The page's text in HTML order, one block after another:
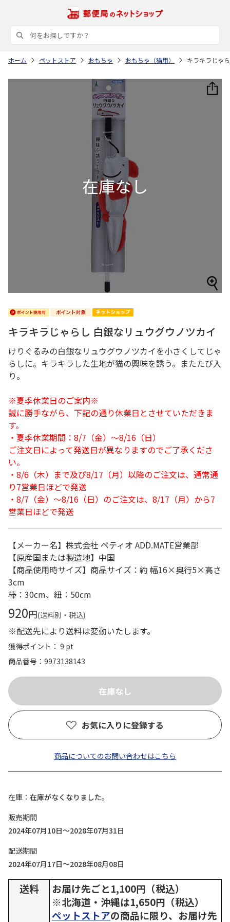
ホーム ペットストア おもちゃ おもちゃ（猫用） キラキラじゃ
キラキラじゃらし 白銀なリュウグウノツカイ
けりぐるみの白銀なリュウグウノツカイを小さくしてじゃ
らしに。キラキラした生地が猫の興味を誘う。またたび入
り。
※夏季休業日のご案内※
誠に勝手ながら、下記の通り休業日とさせていただきま
す。
・夏季休業期間：8/7（金）～8/16（日）
ご注文日によって発送日が異なりますのでご了承くださ
い。
・8/6（木）まで及び8/17（月）以降のご注文は、通常通
り7営業日ほどで発送
・8/7（金）～8/16（日）のご注文は、8/17（月）から7
営業日ほどで発送
【メーカー名】株式会社 ペティオ ADD.MATE営業部
【原産国または製造地】中国
【商品使用時サイズ】商品サイズ：約 幅16×奥行5×高さ
3cm
棒：30cm、紐：50cm
920円(送料別・税込)
※配送先により送料は変動いたします。
獲得ポイント： 9 pt
商品番号
9973138143
お気に入りに登録する
商品についてのお問い合わせはこちら
在庫
在庫がなくなりました。
販売期間
2024年07月10日～2028年07月31日
配送期間
2024年07月17日～2028年08月08日
送料
お届け先ごと1,100円（税込）
※北海道・沖縄は1,650円（税込）
ペットストアの商品に限り、お届け先